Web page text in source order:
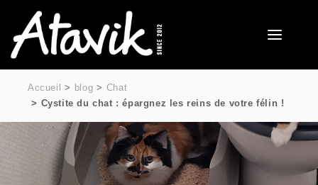
Accueil blog
Chat
Cystite du chat : épargnez les reins de votre félin !